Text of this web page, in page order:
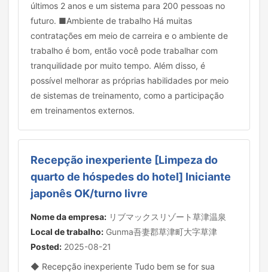
últimos 2 anos e um sistema para 200 pessoas no
futuro. ■Ambiente de trabalho Há muitas
contratações em meio de carreira e o ambiente de
trabalho é bom, então você pode trabalhar com
tranquilidade por muito tempo. Além disso, é
possível melhorar as próprias habilidades por meio
de sistemas de treinamento, como a participação
em treinamentos externos.
Recepção inexperiente [Limpeza do
quarto de hóspedes do hotel] Iniciante
japonês OK/turno livre
Nome da empresa: リブマックスリゾート草津温泉
Local de trabalho: Gunma吾妻郡草津町大字草津
Posted: 2025-08-21
◆ Recepção inexperiente Tudo bem se for sua